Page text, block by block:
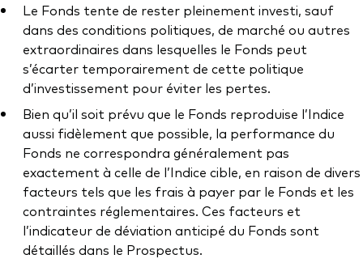
Le Fonds tente de rester pleinement investi, sauf
dans des conditions politiques, de marché ou autres
extraordinaires dans lesquelles le Fonds peut
s’écarter temporairement de cette politique
d’investissement pour éviter les pertes.
Bien qu’il soit prévu que le Fonds reproduise l’Indice
aussi fidèlement que possible, la performance du
Fonds ne correspondra généralement pas
exactement à celle de l’Indice cible, en raison de divers
facteurs tels que les frais à payer par le Fonds et les
contraintes réglementaires. Ces facteurs et
l’indicateur de déviation anticipé du Fonds sont
détaillés dans le Prospectus.